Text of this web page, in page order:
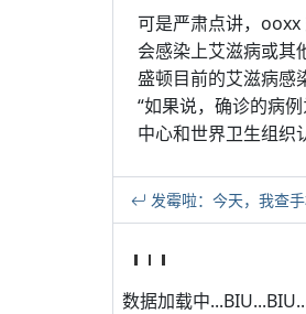
可是严肃点讲，
会感染上艾滋病或其
盛顿目前的艾滋病感
“如果说，确诊的病
中心和世界卫生组织
发霉啦：今天，我查
数据加载中